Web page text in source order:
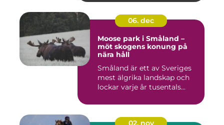
06. dec
Moose park i Småland –
möt skogens konung på
nära håll
Småland är ett av Sveriges
mest älgrika landskap och
lockar varje år tusentals...
02. nov